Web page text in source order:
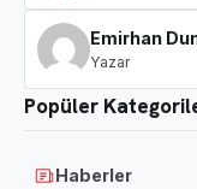
Emirhan
Yazar
Popüler
Haberler